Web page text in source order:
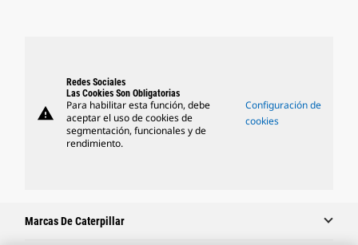
warning
Redes Sociales
Las Cookies Son Obligatorias
Para habilitar esta función, debe
aceptar el uso de cookies de
segmentación, funcionales y de
rendimiento.
Configuración de
cookies
Marcas De Caterpillar